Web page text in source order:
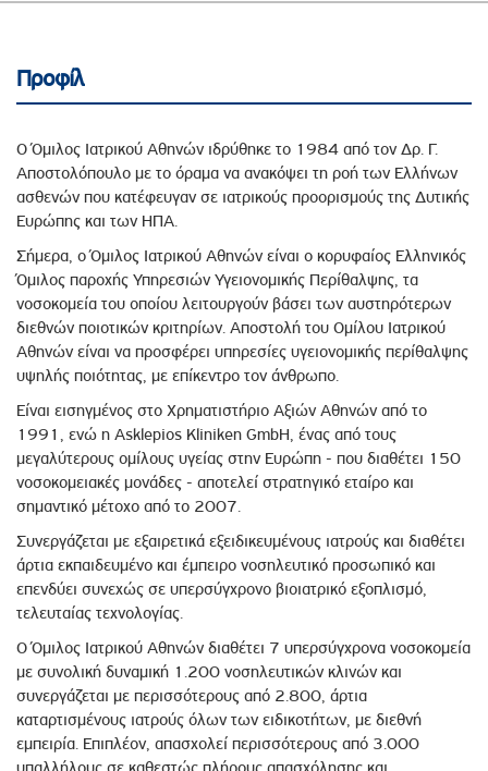
Προφίλ
Ο Όμιλος Ιατρικού Αθηνών ιδρύθηκε το 1984 από τον Δρ. Γ.
Αποστολόπουλο με το όραμα να ανακόψει τη ροή των Ελλήνων
ασθενών που κατέφευγαν σε ιατρικούς προορισμούς της Δυτικής
Ευρώπης και των ΗΠΑ.
Σήμερα, ο Όμιλος Ιατρικού Αθηνών είναι ο κορυφαίος Ελληνικός
Όμιλος παροχής Υπηρεσιών Υγειονομικής Περίθαλψης, τα
νοσοκομεία του οποίου λειτουργούν βάσει των αυστηρότερων
διεθνών ποιοτικών κριτηρίων. Αποστολή του Ομίλου Ιατρικού
Αθηνών είναι να προσφέρει υπηρεσίες υγειονομικής περίθαλψης
υψηλής ποιότητας, με επίκεντρο τον άνθρωπο.
Είναι εισηγμένος στο Χρηματιστήριο Αξιών Αθηνών από το
1991, ενώ η Asklepios Kliniken GmbH, ένας από τους
μεγαλύτερους ομίλους υγείας στην Ευρώπη - που διαθέτει 150
νοσοκομειακές μονάδες - αποτελεί στρατηγικό εταίρο και
σημαντικό μέτοχο από το 2007.
Συνεργάζεται με εξαιρετικά εξειδικευμένους ιατρούς και διαθέτει
άρτια εκπαιδευμένο και έμπειρο νοσηλευτικό προσωπικό και
επενδύει συνεχώς σε υπερσύγχρονο βιοιατρικό εξοπλισμό,
τελευταίας τεχνολογίας.
Ο Όμιλος Ιατρικού Αθηνών διαθέτει 7 υπερσύγχρονα νοσοκομεία
με συνολική δυναμική 1.200 νοσηλευτικών κλινών και
συνεργάζεται με περισσότερους από 2.800, άρτια
καταρτισμένους ιατρούς όλων των ειδικοτήτων, με διεθνή
εμπειρία. Επιπλέον, απασχολεί περισσότερους από 3.000